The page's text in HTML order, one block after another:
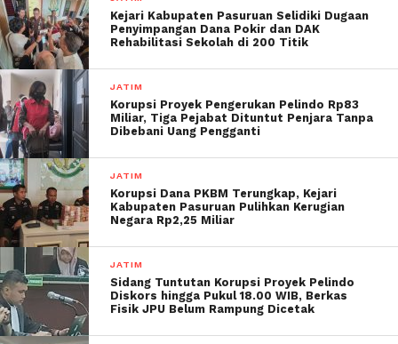
Kejari Kabupaten Pasuruan Selidiki Dugaan
Penyimpangan Dana Pokir dan DAK
Rehabilitasi Sekolah di 200 Titik
JATIM
Korupsi Proyek Pengerukan Pelindo Rp83
Miliar, Tiga Pejabat Dituntut Penjara Tanpa
Dibebani Uang Pengganti
JATIM
Korupsi Dana PKBM Terungkap, Kejari
Kabupaten Pasuruan Pulihkan Kerugian
Negara Rp2,25 Miliar
JATIM
Sidang Tuntutan Korupsi Proyek Pelindo
Diskors hingga Pukul 18.00 WIB, Berkas
Fisik JPU Belum Rampung Dicetak